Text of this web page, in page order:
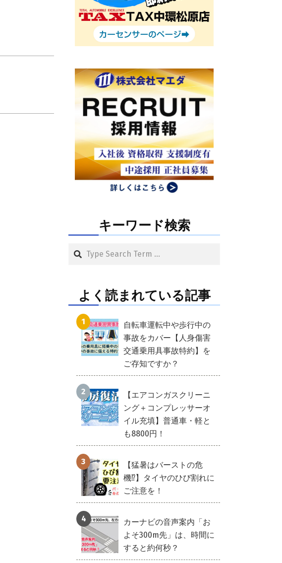
キーワード検索
Search
よく読まれている記事
自転車運転中や歩行中の
事故をカバー【人身傷害
交通乗用具事故特約】を
ご存知ですか？
【エアコンガスクリーニ
ング＋コンプレッサーオ
イル充填】普通車・軽と
も8800円！
【猛暑はバーストの危
機⁉】タイヤのひび割れに
ご注意を！
カーナビの音声案内「お
よそ300m先」は、時間に
すると約何秒？